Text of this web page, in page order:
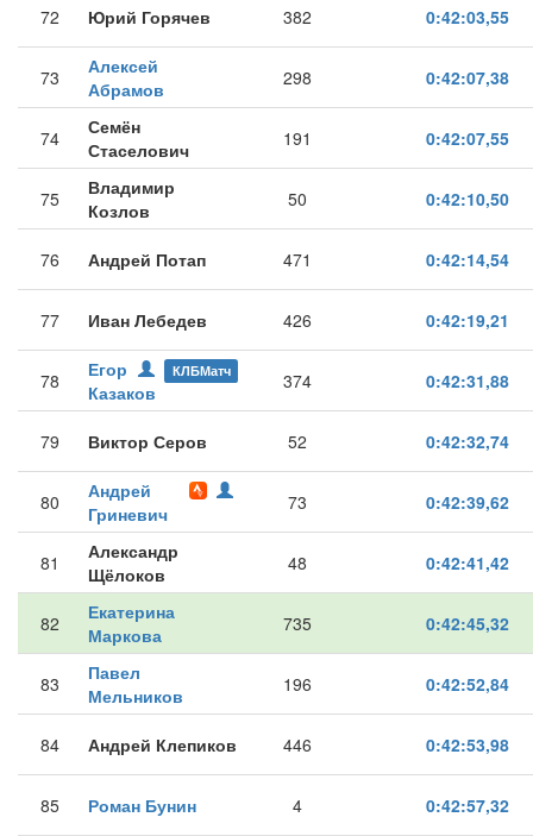
72 Юрий Горячев 382 0:42:03,55
73
Алексей
Абрамов
298 0:42:07,38
74
Семён
Стаселович
191 0:42:07,55
75
Владимир
Козлов
50 0:42:10,50
76 Андрей Потап 471 0:42:14,54
77 Иван Лебедев 426 0:42:19,21
78 КЛБМатч
Егор
Казаков
374 0:42:31,88
79 Виктор Серов 52 0:42:32,74
80
Андрей
Гриневич
73 0:42:39,62
81
Александр
Щёлоков
48 0:42:41,42
82
Екатерина
Маркова
735 0:42:45,32
83
Павел
Мельников
196 0:42:52,84
84 Андрей Клепиков 446 0:42:53,98
85 Роман Бунин 4 0:42:57,32